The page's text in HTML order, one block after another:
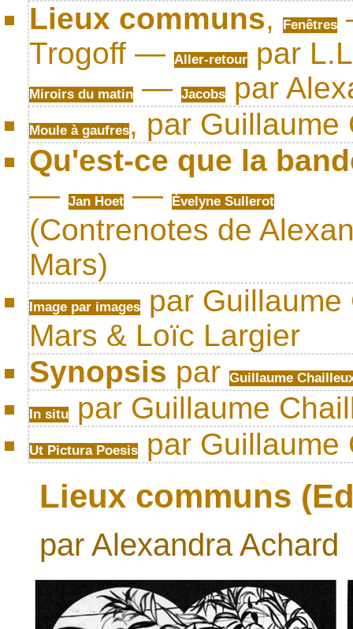
Lieux communs, Fenêtres
Trogoff — Aller-retour par
Miroirs du matin — Jacobs par
Moule à gaufres, par Guillaume
Qu'est-ce que la
— Jan Hoet — Évelyne Sullerot
(Contrenotes de
Mars)
Image par images
par
Mars & Loïc Largier
Synopsis par Guillaume
In situ par Guillaume
Ut Pictura Poesis par Guillaume
Lieux communs
par Alexandra Achard